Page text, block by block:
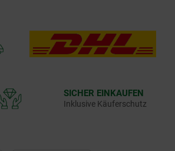
SICHER EINKAUFEN
Inklusive Käuferschutz